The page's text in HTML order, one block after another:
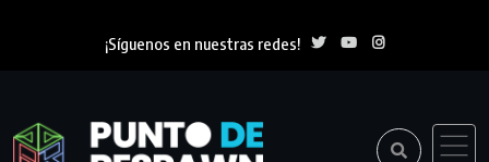
¡Síguenos en nuestras redes!